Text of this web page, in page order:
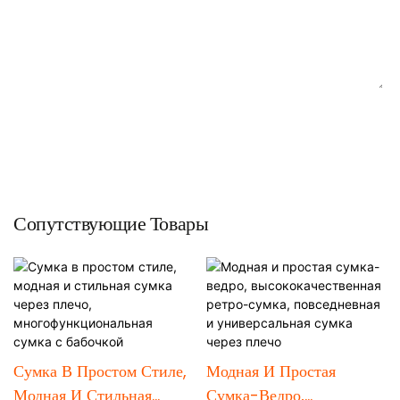
Сопутствующие Товары
Сумка В Простом Стиле,
Модная И Стильная
Модная И Простая
Сумка-Ведро,